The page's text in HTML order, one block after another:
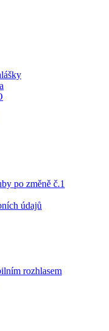
po změně č.1
údajů
rozhlasem